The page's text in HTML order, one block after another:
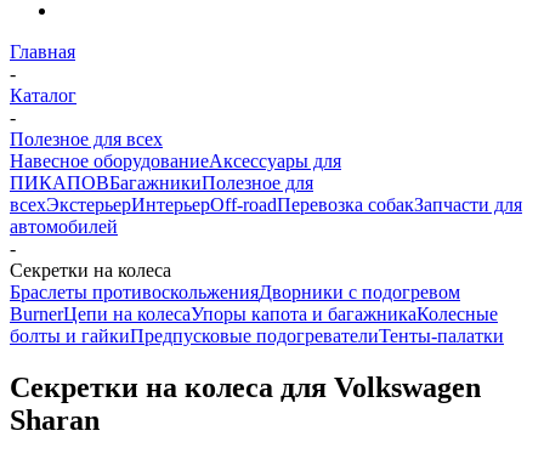
Главная
-
Каталог
-
Полезное для всех
Навесное оборудованиеАксессуары для
ПИКАПОВБагажникиПолезное для
всехЭкстерьерИнтерьерOff-roadПеревозка собакЗапчасти для
автомобилей
-
Секретки на колеса
Браслеты противоскольженияДворники с подогревом
BurnerЦепи на колесаУпоры капота и багажникаКолесные
болты и гайкиПредпусковые подогревателиТенты-палатки
Секретки на колеса для Volkswagen
Sharan